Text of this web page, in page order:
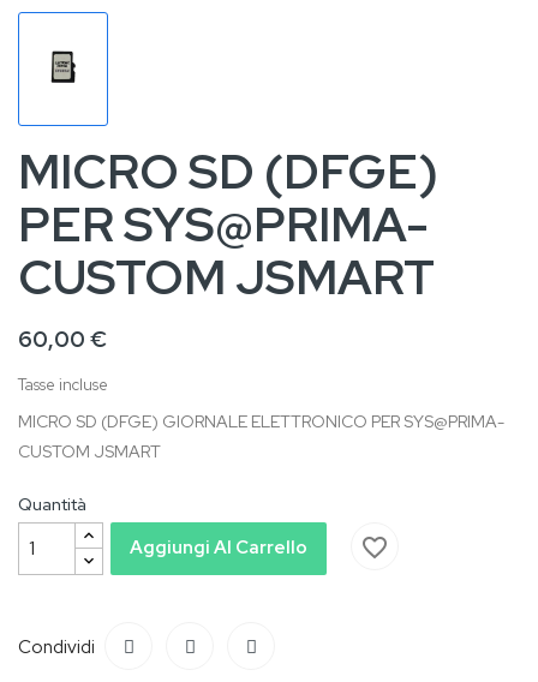
MICRO SD (DFGE)
PER SYS@PRIMA-
CUSTOM JSMART
60,00 €
Tasse incluse
MICRO SD (DFGE) GIORNALE ELETTRONICO PER SYS@PRIMA-
CUSTOM JSMART
Quantità
Aggiungi Al Carrello favorite_border
Condividi